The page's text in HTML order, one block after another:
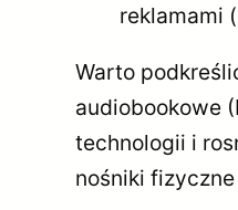
reklamami
Warto
audiobookowe
technologii i
nośniki